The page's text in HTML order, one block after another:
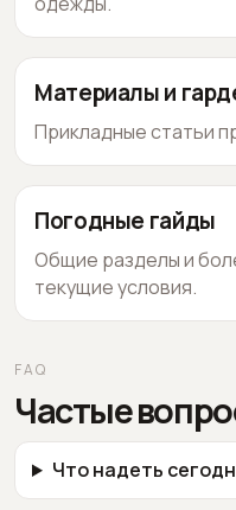
Материалы и
Прикладные статьи
Погодные гайды
Общие разделы и
текущие условия.
FAQ
Частые
Что надеть